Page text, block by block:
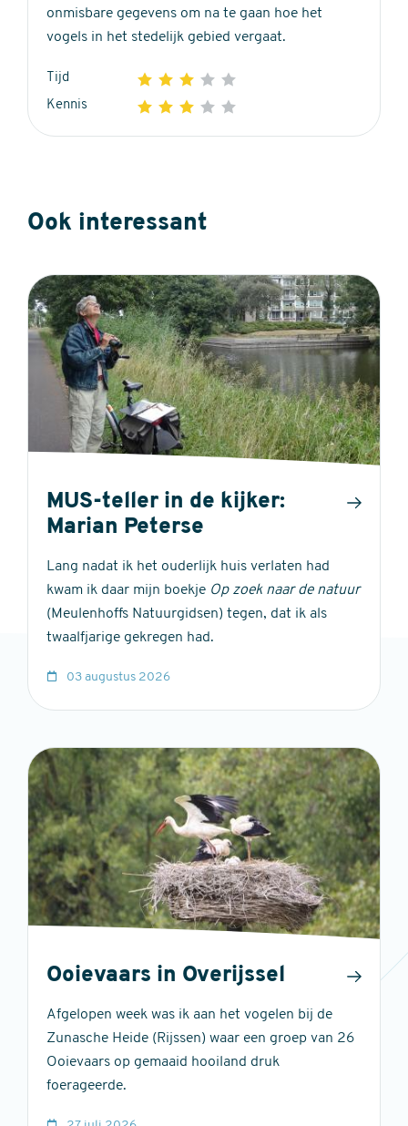
onmisbare gegevens om na te gaan hoe het
vogels in het stedelijk gebied vergaat.
Tijd 1 2 3 4
3
Kennis 1 2 3 4
stars
Ook interessant
MUS-teller in de kijker:
Marian Peterse
Lang nadat ik het ouderlijk huis verlaten had
kwam ik daar mijn boekje Op zoek naar de natuur
(Meulenhoffs Natuurgidsen) tegen, dat ik als
twaalfjarige gekregen had.
03 augustus 2026
Ooievaars in Overijssel
Afgelopen week was ik aan het vogelen bij de
Zunasche Heide (Rijssen) waar een groep van 26
Ooievaars op gemaaid hooiland druk
foerageerde.